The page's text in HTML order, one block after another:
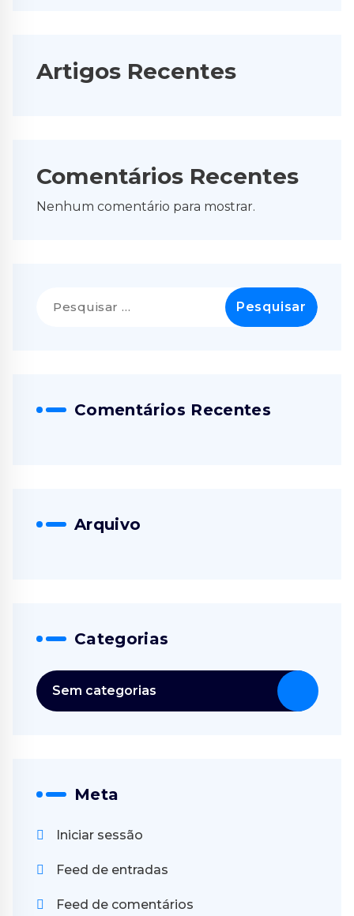
Artigos Recentes
Comentários Recentes
Nenhum comentário para mostrar.
por:
Comentários Recentes
Arquivo
Categorias
Sem categorias
Meta
Iniciar sessão
Feed de entradas
Feed de comentários